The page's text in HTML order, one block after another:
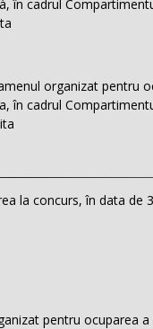
în cadrul
organizat pentru
în cadrul
la concurs, în data de
pentru ocuparea